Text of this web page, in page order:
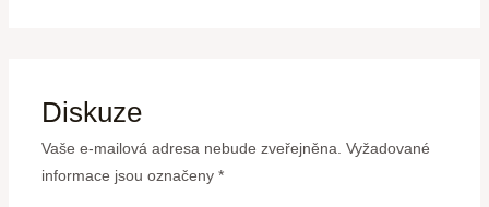
Diskuze
Vaše e-mailová adresa nebude zveřejněna. Vyžadované
informace jsou označeny *